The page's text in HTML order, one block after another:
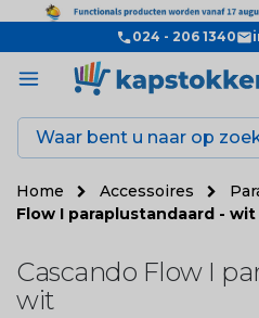
024 - 206 1340
Home Accessoires
Flow I paraplustandaard - wit
Cascando Flow I
wit